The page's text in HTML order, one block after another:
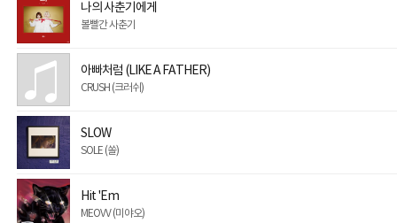
나의 사춘기에게
볼빨간 사춘기
아빠처럼 (LIKE A FATHER)
CRUSH (크러쉬)
SLOW
SOLE (쏠)
Hit 'Em
MEOVV (미야오)